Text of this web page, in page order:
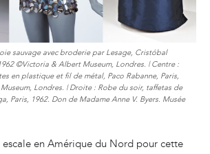
sauvage avec broderie par Lesage, Cristóbal
©Victoria & Albert Museum, Londres. | Centre :
en plastique et fil de métal, Paco Rabanne, Paris,
Londres. | Droite : Robe du soir, taffetas de
Paris, 1962. Don de Madame Anne V. Byers. Musée
escale en Amérique du Nord pour cette